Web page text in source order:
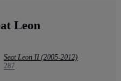
Leon
Seat Leon II (2005-2012)
287